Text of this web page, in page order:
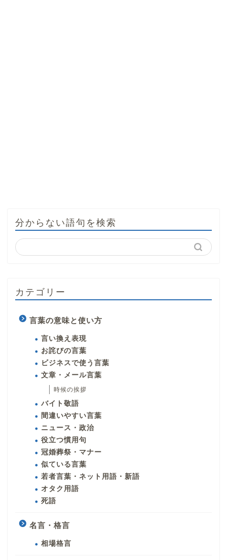
分からない語句を検索
カテゴリー
言葉の意味と使い方
言い換え表現
お詫びの言葉
ビジネスで使う言葉
文章・メール言葉
時候の挨拶
バイト敬語
間違いやすい言葉
ニュース・政治
役立つ慣用句
冠婚葬祭・マナー
似ている言葉
若者言葉・ネット用語・新語
オタク用語
死語
名言・格言
相場格言